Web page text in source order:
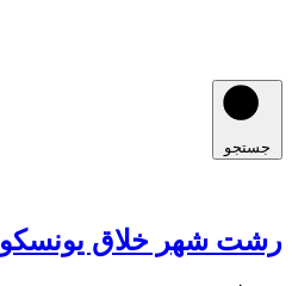
جستجو
رشت شهر خلاق یونسکو